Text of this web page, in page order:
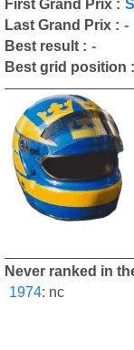
First Grand Prix :
Last Grand Prix : -
Best result : -
Best grid position :
Never ranked in
1974: nc